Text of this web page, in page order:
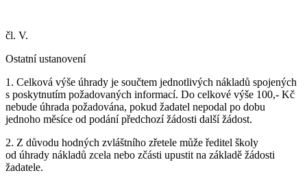
čl. V.
Ostatní ustanovení
1. Celková výše úhrady je součtem jednotlivých nákladů spojených
s poskytnutím požadovaných informací. Do celkové výše 100,- Kč
nebude úhrada požadována, pokud žadatel nepodal po dobu
jednoho měsíce od podání předchozí žádosti další žádost.
2. Z důvodu hodných zvláštního zřetele může ředitel školy
od úhrady nákladů zcela nebo zčásti upustit na základě žádosti
žadatele.